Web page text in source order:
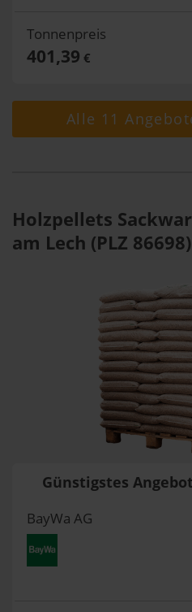
Tonnenpreis
401,39 €
Alle 11
Holzpellets
am Lech (PLZ 86698)
Günstigstes
BayWa AG